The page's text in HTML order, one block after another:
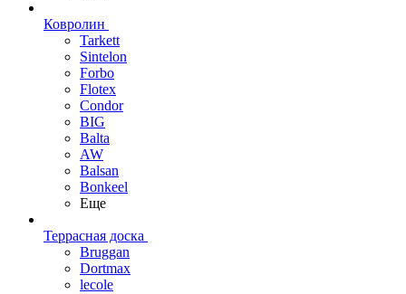
Ковролин
Tarkett
Sintelon
Forbo
Flotex
Condor
BIG
Balta
AW
Balsan
Bonkeel
Еще
Террасная доска
Bruggan
Dortmax
lecole